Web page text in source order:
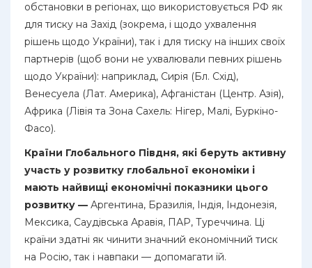
обстановки в регіонах, що використовується РФ як
для тиску на Захід (зокрема, і щодо ухвалення
рішень щодо України), так і для тиску на інших своїх
партнерів (щоб вони не ухвалювали певних рішень
щодо України): наприклад, Сирія (Бл. Схід),
Венесуела (Лат. Америка), Афганістан (Центр. Азія),
Африка (Лівія та Зона Сахель: Нігер, Малі, Буркіно-
Фасо).
Країни Глобального Півдня, які беруть активну
участь у розвитку глобальної економіки і
мають найвищі економічні показники цього
розвитку — Аргентина, Бразилія, Індія, Індонезія,
Мексика, Саудівська Аравія, ПАР, Туреччина. Ці
країни здатні як чинити значний економічний тиск
на Росію, так і навпаки — допомагати їй.